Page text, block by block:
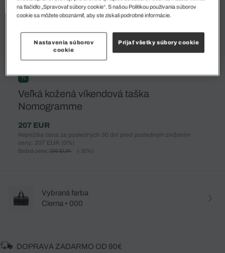
%
Veľká kožená víkendová taška
Nomogramme
207 EUR
Najnižšia cena za posledných 30 dní pred posledným znížením
ceny: 207 EUR (0%)
Bežná cena: 295 EUR (-30%)
Vybraná farba
Cierna • 000
DOPRAVA ZADARMO OD 90€
na tlačidlo „Spravovať súbory cookie“. S našou Politikou používania súborov
cookie sa môžete oboznámiť, aby ste získali podrobné informácie.
Nastavenia súborov
cookie
Prijať všetky súbory cookie